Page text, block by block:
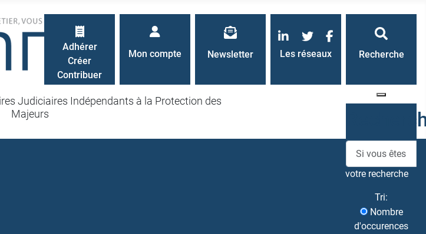
Judiciaires Indépendants à la Protection des
Majeurs
Recherche
votre recherche
Tri:
Nombre
d'occurences
Les réseaux
LinkedInTwitterFacebook
Newsletter
Mon compte
Adhérer
Créer
Contribuer